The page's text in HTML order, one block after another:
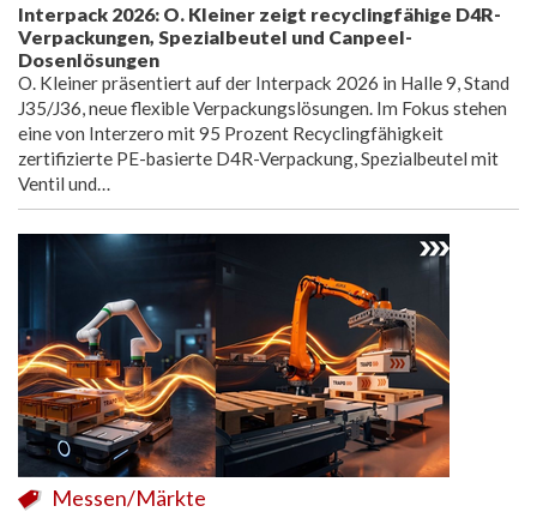
Interpack 2026: O. Kleiner zeigt recyclingfähige D4R-
Verpackungen, Spezialbeutel und Canpeel-
Dosenlösungen
O. Kleiner präsentiert auf der Interpack 2026 in Halle 9, Stand
J35/J36, neue flexible Verpackungslösungen. Im Fokus stehen
eine von Interzero mit 95 Prozent Recyclingfähigkeit
zertifizierte PE-basierte D4R-Verpackung, Spezialbeutel mit
Ventil und…
Messen/Märkte